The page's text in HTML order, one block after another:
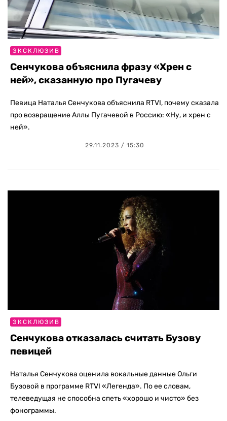
ЭКСКЛЮЗИВ
Сенчукова объяснила фразу «Хрен с
ней», сказанную про Пугачеву
Певица Наталья Сенчукова объяснила RTVI, почему сказала
про возвращение Аллы Пугачевой в Россию: «Ну, и хрен с
ней».
29.11.2023 / 15:30
ЭКСКЛЮЗИВ
Сенчукова отказалась считать Бузову
певицей
Наталья Сенчукова оценила вокальные данные Ольги
Бузовой в программе RTVI «Легенда». По ее словам,
телеведущая не способна спеть «хорошо и чисто» без
фонограммы.